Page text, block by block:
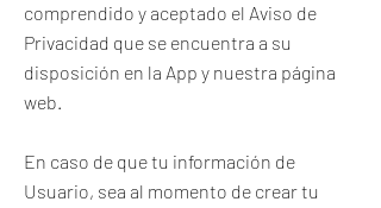
comprendido y aceptado el Aviso de
Privacidad que se encuentra a su
disposición en la App y nuestra página
web.
En caso de que tu información de
Usuario, sea al momento de crear tu